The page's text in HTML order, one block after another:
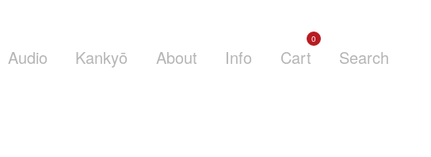
Audio Kankyō About Info Cart
0
Search